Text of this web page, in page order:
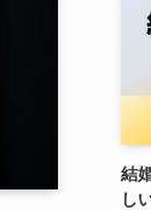
結
し